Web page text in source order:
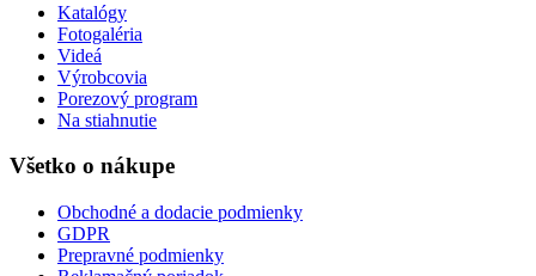
Katalógy
Fotogaléria
Videá
Výrobcovia
Porezový program
Na stiahnutie
Všetko o nákupe
Obchodné a dodacie podmienky
GDPR
Prepravné podmienky